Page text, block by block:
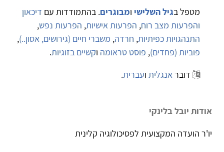
מטפל בגיל השלישי ומבוגרים. בהתמודדות עם דיכאון
והפרעות מצב רוח, הפרעות אישיות, הפרעות נפש,
התנהגויות כפיתיות, חרדה, משברי חיים (גירושים, אסון..),
פוביות (פחדים), פוסט טראומה וקשיים בזוגיות.
דובראנגלית ועברית.
אודות יובל בלינקי
יו'ר הועדה המקצועית לפסיכולוגיה קלינית